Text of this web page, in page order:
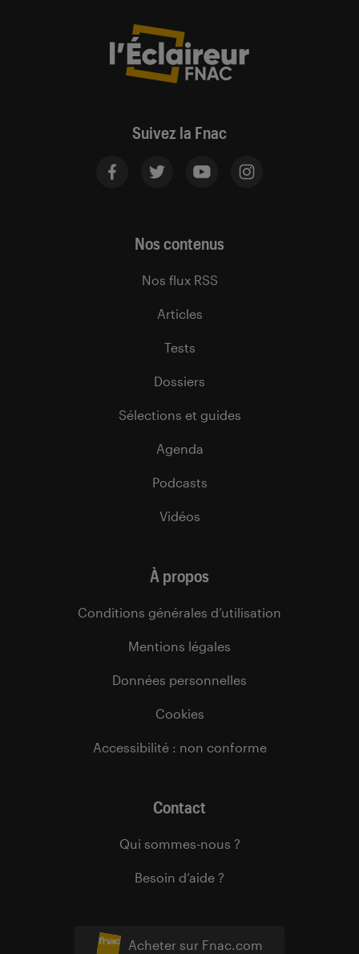
Suivez la Fnac
Acheter sur Fnac.com
Nos contenus
Nos flux RSS
Articles
Tests
Dossiers
Sélections et guides
Agenda
Podcasts
Vidéos
À propos
Conditions générales d’utilisation
Mentions légales
Données personnelles
Cookies
Accessibilité : non conforme
Contact
Qui sommes-nous ?
Besoin d’aide ?